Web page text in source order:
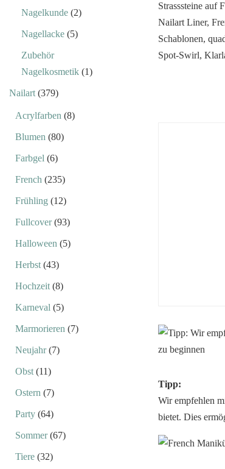
Tipp:
Wir empfehlen
bietet. Dies
Nagelkunde (2)
Nagellacke (5)
Zubehör
Nagelkosmetik (1)
Nailart (379)
Acrylfarben (8)
Blumen (80)
Farbgel (6)
French (235)
Frühling (12)
Fullcover(93)
Halloween (5)
Herbst (43)
Hochzeit (8)
Karneval (5)
Marmorieren (7)
Neujahr(7)
Obst (11)
Ostern (7)
Party (64)
Sommer(67)
Tiere (32)